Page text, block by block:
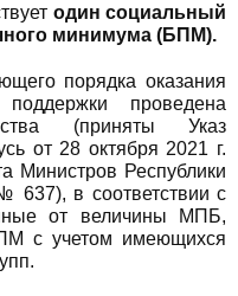
один социальный
минимума (БПМ).
порядка оказания
поддержки проведена
(приняты Указ
от 28 октября 2021 г.
Министров Республики
637), в соответствии с
от величины МПБ,
с учетом имеющихся